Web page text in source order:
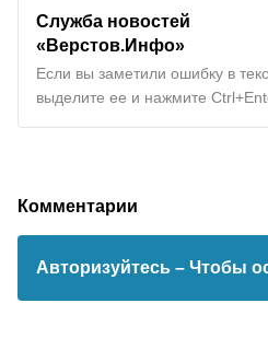
Служба новостей
«Верстов.Инфо»
Если вы заметили ошибку в
выделите ее и нажмите
Комментарии
Авторизуйтесь – Чтобы